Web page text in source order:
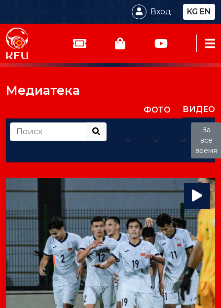
Вход KG EN
Медиатека
ФОТО ВИДЕО
За
все
время